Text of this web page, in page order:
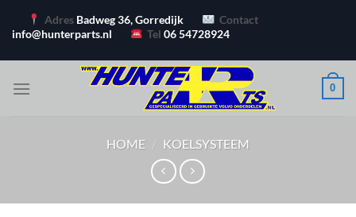
naar
Adres Badweg 36, Gorredijk
Contact
info@hunterparts.nl
Tel06 54728924
0
HOME / KOELSYSTEEM